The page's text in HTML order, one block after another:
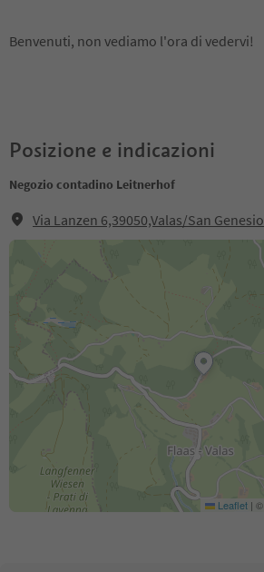
Benvenuti, non vediamo l'ora di vedervi!
Posizione e indicazioni
Negozio contadino Leitnerhof
Via Lanzen 6,39050,Valas/San Genesio
Leaflet | ©